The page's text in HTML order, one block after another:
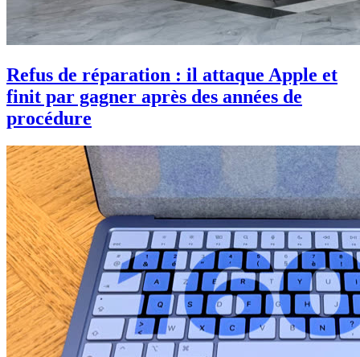
Refus de réparation : il attaque Apple et
finit par gagner après des années de
procédure